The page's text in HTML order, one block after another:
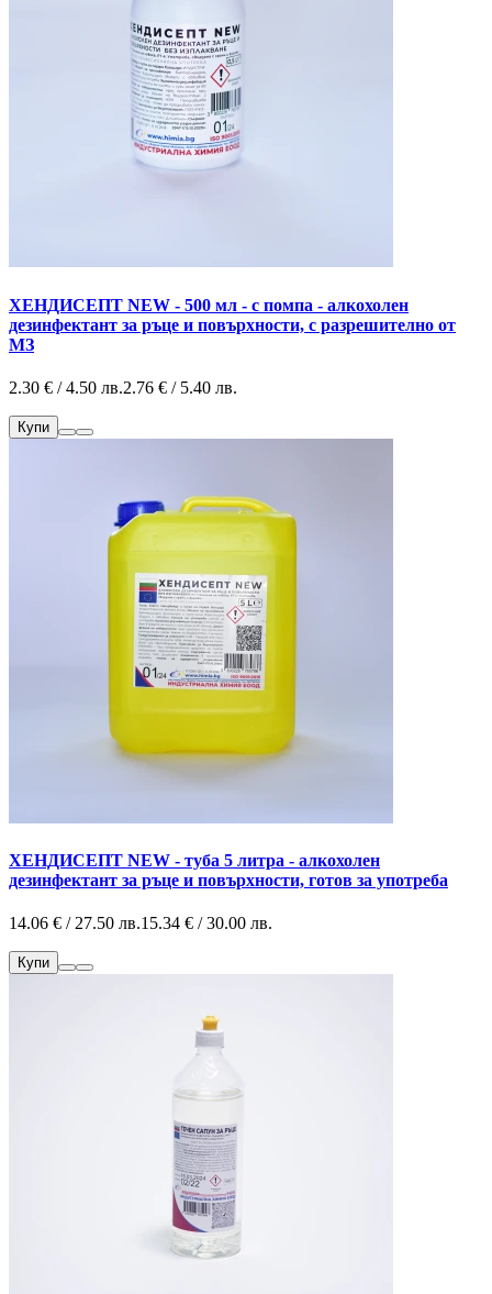
ХЕНДИСЕПТ NEW - 500 мл - с помпа - алкохолен
дезинфектант за ръце и повърхности, с разрешително от
МЗ
2.30 € / 4.50 лв.2.76 € / 5.40 лв.
Купи
ХЕНДИСЕПТ NEW - туба 5 литра - алкохолен
дезинфектант за ръце и повърхности, готов за употреба
14.06 € / 27.50 лв.15.34 € / 30.00 лв.
Купи